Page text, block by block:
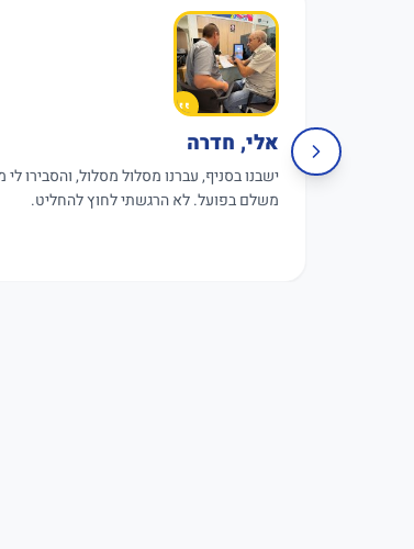
אלי, חדרה
ישבנו בסניף, עברנו מסלול מסלול, והסבירו לי
משלם בפועל. לא הרגשתי לחוץ להחליט.